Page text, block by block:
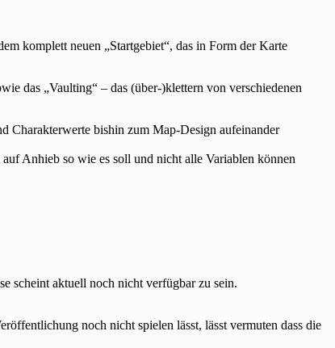
komplett neuen „Startgebiet“, das in Form der Karte
das „Vaulting“ – das (über-)klettern von verschiedenen
Charakterwerte bishin zum Map-Design aufeinander
Anhieb so wie es soll und nicht alle Variablen können
scheint aktuell noch nicht verfügbar zu sein.
noch nicht spielen lässt, lässt vermuten dass die